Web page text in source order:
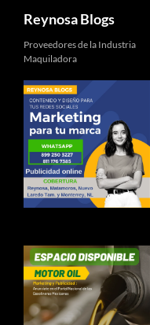
Reynosa Blogs
Proveedores de la Industria
Maquiladora